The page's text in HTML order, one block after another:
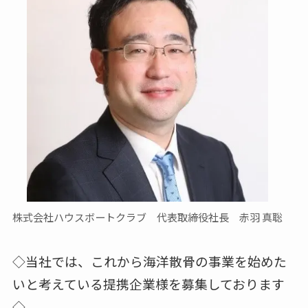
株式会社ハウスボートクラブ 代表取締役社長 赤羽 真聡
◇当社では、これから海洋散骨の事業を始めた
いと考えている提携企業様を募集しております